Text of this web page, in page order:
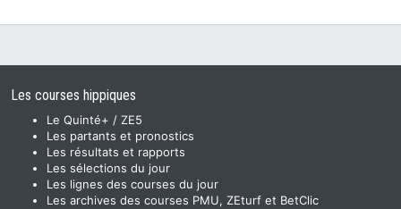
Les courses hippiques
Le Quinté+ / ZE5
Les partants et pronostics
Les résultats et rapports
Les sélections du jour
Les lignes des courses du jour
Les archives des courses PMU, ZEturf et BetClic